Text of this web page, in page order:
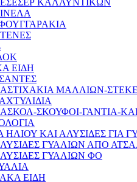
ΚΑΛΛΥΝΤΙΚΩΝ
ΕΙΔΗ
ΜΑΛΛΙΩΝ-
ΣΚΟΥΦΟΙ-ΓΑΝΤΙΑ-
ΗΛΙΟΥ ΚΑΙ ΑΛΥΣΙΔΕΣ ΓΙΑ
ΓΥΑΛΙΩΝ ΑΠΟ
ΓΥΑΛΙΩΝ ΦΟ
ΕΙΔΗ